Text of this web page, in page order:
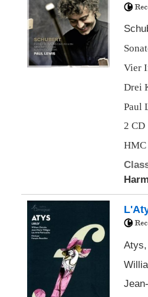
Vier
Drei
Paul
2 CD
HMC